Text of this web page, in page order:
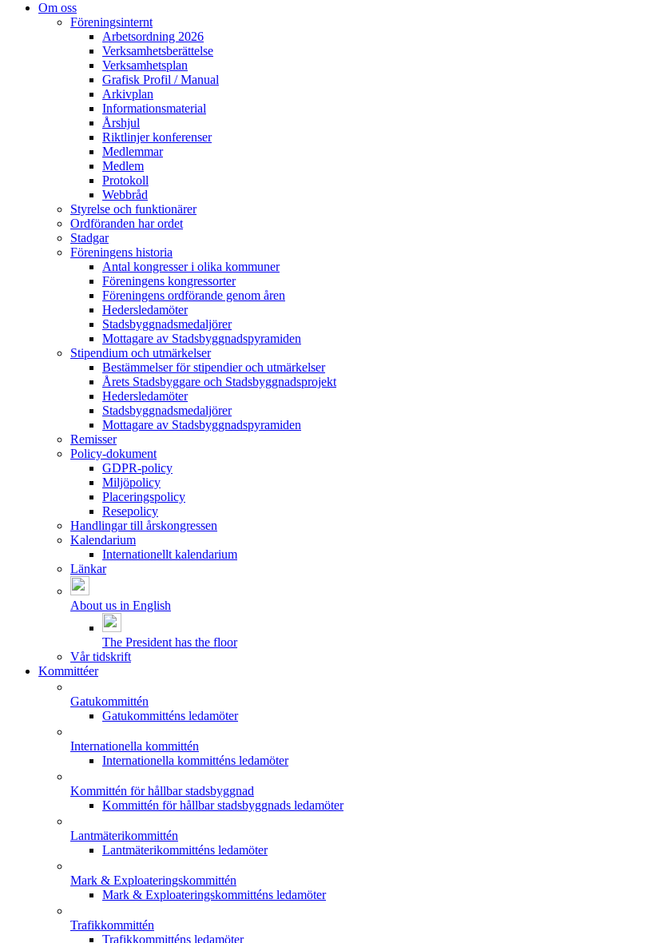
Om oss
Föreningsinternt
Arbetsordning 2026
Verksamhetsberättelse
Verksamhetsplan
Grafisk Profil / Manual
Arkivplan
Informationsmaterial
Årshjul
Riktlinjer konferenser
Medlemmar
Medlem
Protokoll
Webbråd
Styrelse och funktionärer
Ordföranden har ordet
Stadgar
Föreningens historia
Antal kongresser i olika kommuner
Föreningens kongressorter
Föreningens ordförande genom åren
Hedersledamöter
Stadsbyggnadsmedaljörer
Mottagare av Stadsbyggnadspyramiden
Stipendium och utmärkelser
Bestämmelser för stipendier och utmärkelser
Årets Stadsbyggare och Stadsbyggnadsprojekt
Hedersledamöter
Stadsbyggnadsmedaljörer
Mottagare av Stadsbyggnadspyramiden
Remisser
Policy-dokument
GDPR-policy
Miljöpolicy
Placeringspolicy
Resepolicy
Handlingar till årskongressen
Kalendarium
Internationellt kalendarium
Länkar
About us in English
The President has the floor
Vår tidskrift
Kommittéer
Gatukommittén
Gatukommitténs ledamöter
Internationella kommittén
Internationella kommitténs ledamöter
Kommittén för hållbar stadsbyggnad
Kommittén för hållbar stadsbyggnads ledamöter
Lantmäterikommittén
Lantmäterikommitténs ledamöter
Mark & Exploateringskommittén
Mark & Exploateringskommitténs ledamöter
Trafikkommittén
Trafikkommitténs ledamöter